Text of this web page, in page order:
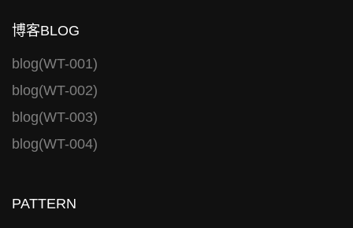
博客BLOG
blog(WT-001)
blog(WT-002)
blog(WT-003)
blog(WT-004)
PATTERN